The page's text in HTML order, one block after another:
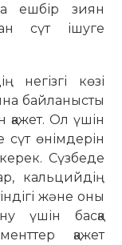
ешбір зиян
сүт ішуге
негізгі көзі
байланысты
қажет. Ол үшін
сүт өнімдерін
керек. Сүзбеде
кальцийдің
және оны
үшін басқа
қажет